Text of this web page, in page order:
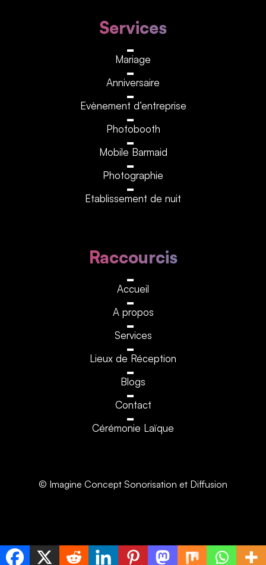
Services
Mariage
Anniversaire
Evènement d’entreprise
Photobooth
Mobile Barmaid
Photographie
Etablissement de nuit
Raccourcis
Accueil
A propos
Services
Lieux de Réception
Blogs
Contact
Cérémonie Laïque
© Imagine Concept Sonorisation et Diffusion